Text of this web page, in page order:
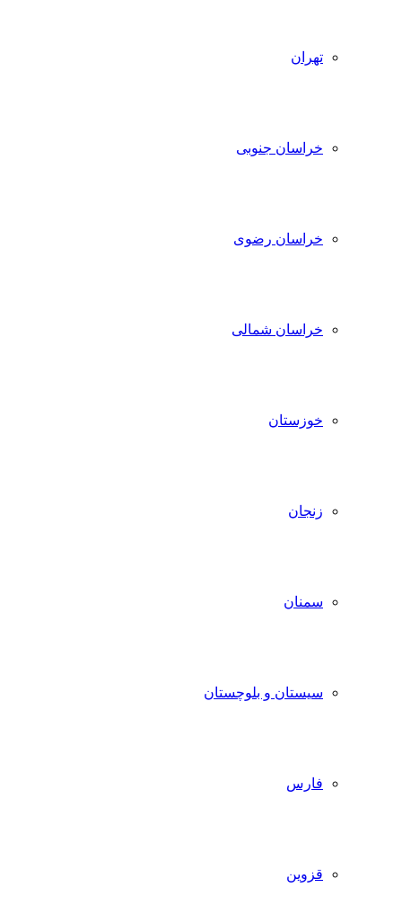
تهران
خراسان جنوبی
خراسان رضوی
خراسان شمالی
خوزستان
زنجان
سمنان
سیستان و بلوچستان
فارس
قزوین